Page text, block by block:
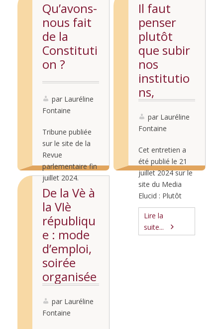
Qu’avons-
nous fait
de la
Constituti
on ?
par Lauréline
Fontaine
Tribune publiée
sur le site de la
Revue
parlementaire fin
juillet 2024.
Pendant
plusieurs
semaines, le
public français a
été convié à un
spectacle
politique qui s’est
joué presque
sans
qui reprendra
certainement dès
Lire la
suite...
Il faut
penser
plutôt
que subir
nos
institutio
ns,
entretien
sur le
média
Elucid
par Lauréline
Fontaine
Cet entretien a
été publié le 21
juillet 2024 sur le
site du Media
Elucid : Plutôt
que se livrer à
l’exercice de
l’interprétation de
Lire la
suite...
De la Vè à
la VIè
républiqu
e : mode
d’emploi,
soirée
organisée
par
Mediapart
par Lauréline
Fontaine